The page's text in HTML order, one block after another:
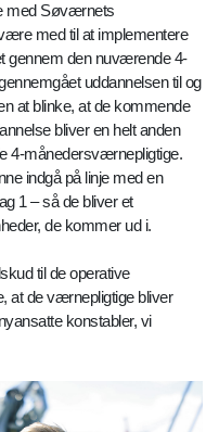
med Søværnets
med til at implementere
gennem den nuværende 4-
uddannelsen til og
at blinke, at de kommende
bliver en helt anden
4-månedersværnepligtige.
indgå på linje med en
1 – så de bliver et
de kommer ud i.
til de operative
at de værnepligtige bliver
konstabler, vi